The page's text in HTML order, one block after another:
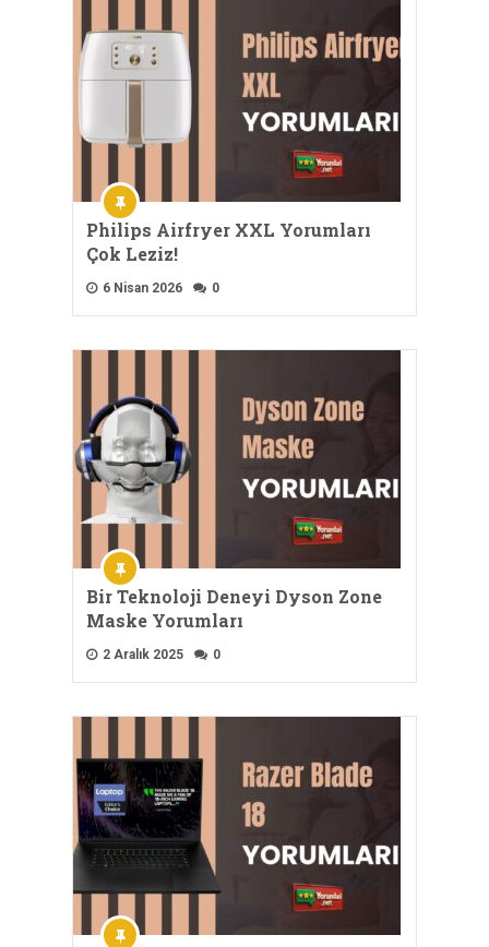
Philips Airfryer XXL Yorumları
Çok Leziz!
6 Nisan 2026 0
Bir Teknoloji Deneyi Dyson Zone
Maske Yorumları
2 Aralık 2025 0